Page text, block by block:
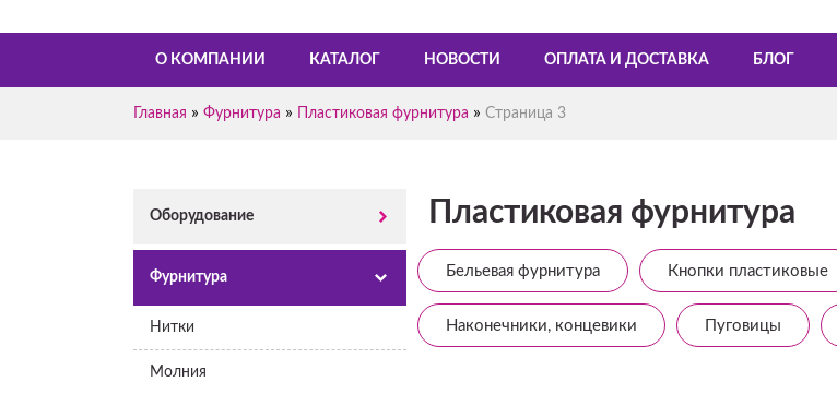
О КОМПАНИИ КАТАЛОГ НОВОСТИ ОПЛАТА И ДОСТАВКА БЛОГ
Главная » Фурнитура » Пластиковая фурнитура » Страница 3
Оборудование
Фурнитура
Нитки
Молния
Пластиковая фурнитура
Бельевая фурнитура Кнопки пластиковые
Наконечники, концевики Пуговицы